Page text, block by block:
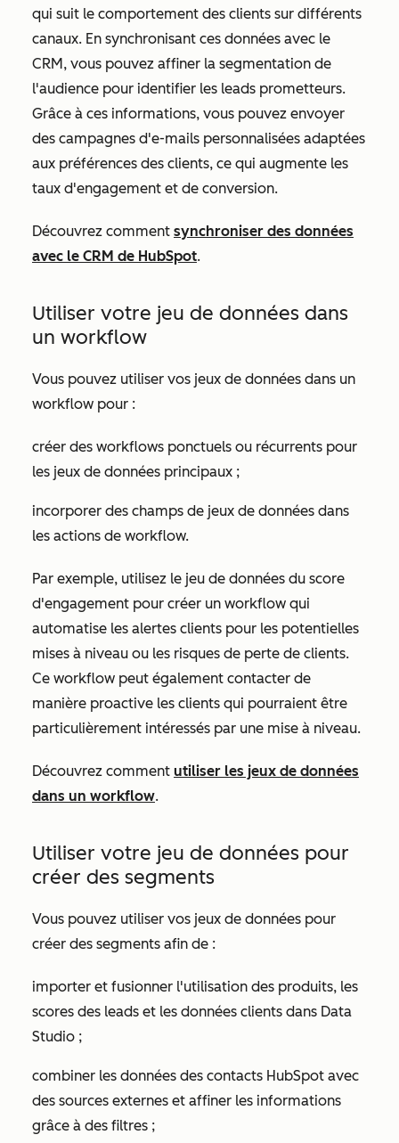
qui suit le comportement des clients sur différents
canaux. En synchronisant ces données avec le
CRM, vous pouvez affiner la segmentation de
l'audience pour identifier les leads prometteurs.
Grâce à ces informations, vous pouvez envoyer
des campagnes d'e-mails personnalisées adaptées
aux préférences des clients, ce qui augmente les
taux d'engagement et de conversion.
Découvrez comment synchroniser des données
avec le CRM de HubSpot.
Utiliser votre jeu de données dans
un workflow
Vous pouvez utiliser vos jeux de données dans un
workflow pour :
créer des workflows ponctuels ou récurrents pour
les jeux de données principaux ;
incorporer des champs de jeux de données dans
les actions de workflow.
Par exemple, utilisez le jeu de données du score
d'engagement pour créer un workflow qui
automatise les alertes clients pour les potentielles
mises à niveau ou les risques de perte de clients.
Ce workflow peut également contacter de
manière proactive les clients qui pourraient être
particulièrement intéressés par une mise à niveau.
Découvrez comment utiliser les jeux de données
dans un workflow.
Utiliser votre jeu de données pour
créer des segments
Vous pouvez utiliser vos jeux de données pour
créer des segments afin de :
importer et fusionner l'utilisation des produits, les
scores des leads et les données clients dans Data
Studio ;
combiner les données des contacts HubSpot avec
des sources externes et affiner les informations
grâce à des filtres ;